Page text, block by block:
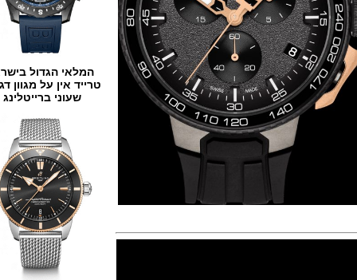
המלאי הגדול בישראל
טרייד אין על מגוון דגמים
שעוני ברייטלינג